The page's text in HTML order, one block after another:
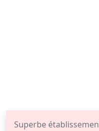
Superbe